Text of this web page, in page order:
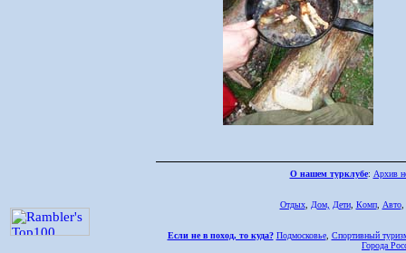
О нашем турклубе: Архив
Отдых, Дом, Дети, Комп, Авто,
Если не в поход, то куда? Подмосковье, Спортивный
Города